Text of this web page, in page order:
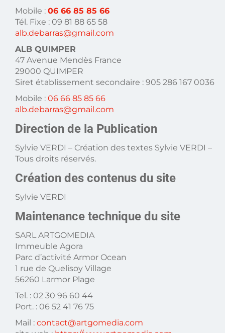
Mobile : 06 66 85 85 66
Tél. Fixe : 09 81 88 65 58
alb.debarras@gmail.com
ALB QUIMPER
47 Avenue Mendès France
29000 QUIMPER
Siret établissement secondaire : 905 286 167 0036
Mobile : 06 66 85 85 66
alb.debarras@gmail.com
Direction de la Publication
Sylvie VERDI – Création des textes Sylvie VERDI –
Tous droits réservés.
Création des contenus du site
Sylvie VERDI
Maintenance technique du site
SARL ARTGOMEDIA
Immeuble Agora
Parc d’activité Armor Ocean
1 rue de Quelisoy Village
56260 Larmor Plage
Tel. : 02 30 96 60 44
Port. : 06 52 41 76 75
Mail : contact@artgomedia.com